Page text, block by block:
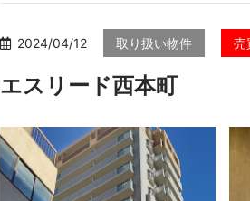
2024/04/12 取り扱い物件 売
エスリード西本町